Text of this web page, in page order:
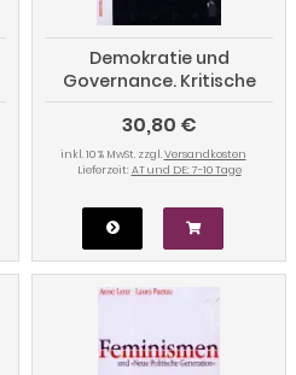
Demokratie und
Governance. Kritische
Perspektiven auf neue
Formen politischer
Herrschaft
30,80 €
inkl. 10 % MwSt. zzgl.Versandkosten
Lieferzeit: AT und DE: 7-10 Tage